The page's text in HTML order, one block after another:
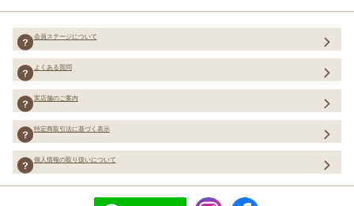
会員ステージについて
よくある質問
実店舗のご案内
特定商取引法に基づく表示
個人情報の取り扱いについて